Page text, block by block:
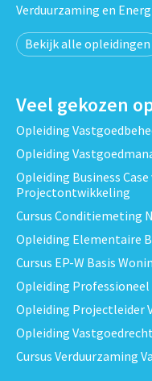
Verduurzaming en
Bekijk alle opleidingen
Veel gekozen
Opleiding
Opleiding
Opleiding Business
Projectontwikkeling
Cursus Conditiemeting
Opleiding Elementaire
Cursus EP-W Basis
Opleiding Professioneel
Opleiding Projectleider
Opleiding
Cursus Verduurzaming